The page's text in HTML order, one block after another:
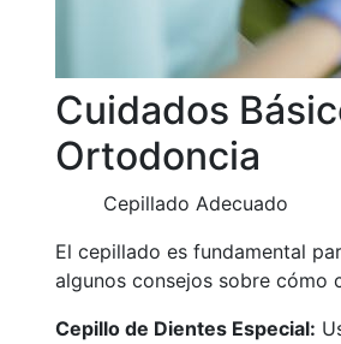
Cuidados
Ortodoncia
Cepillado Adecuado
El cepillado es fundamental
algunos consejos sobre
Cepillo de Dientes Especial: